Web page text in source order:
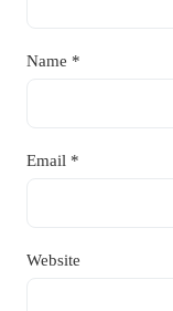
Name *
Email *
Website